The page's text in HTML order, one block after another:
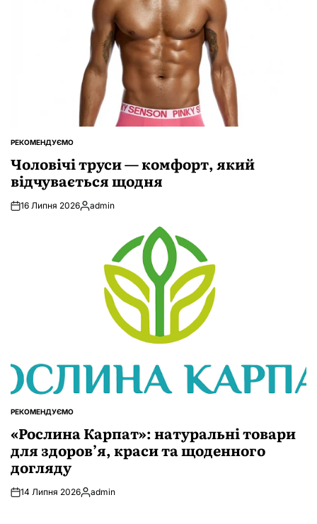
ОПУБЛІКУВАТИ
РЕКОМЕНДУЄМО
Чоловічі труси — комфорт, який
відчувається щодня
16 Липня 2026Опубліковано
admin
ОПУБЛІКУВАТИ
РЕКОМЕНДУЄМО
«Рослина Карпат»: натуральні товари
для здоров’я, краси та щоденного
догляду
14 Липня 2026Опубліковано
admin